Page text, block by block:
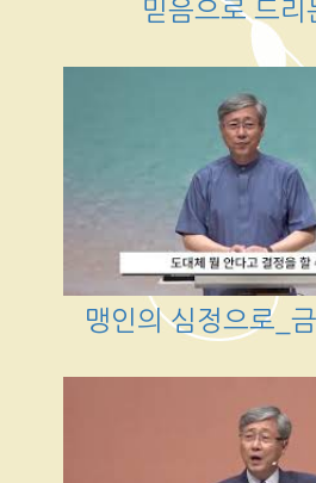
믿음으로 드리
맹인의 심정으로_